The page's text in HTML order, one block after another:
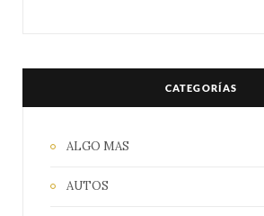
CATEGORÍAS
ALGO MAS
AUTOS